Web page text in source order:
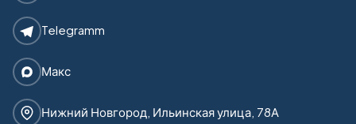
Telegramm
Макс
Нижний Новгород, Ильинская улица, 78А